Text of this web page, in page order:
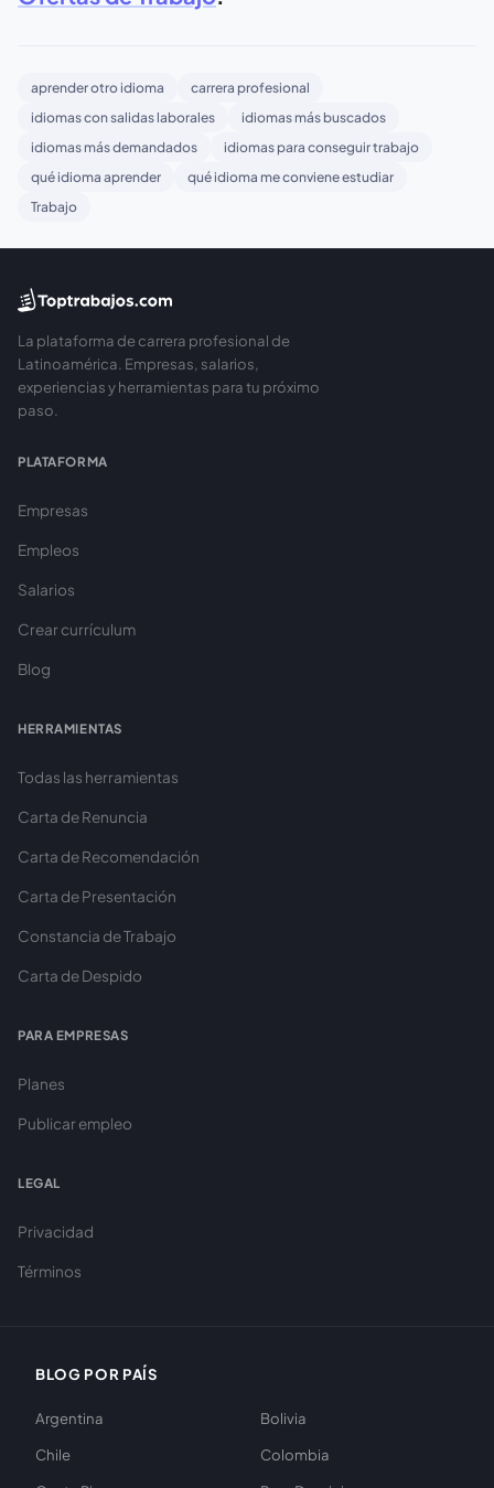
aprender otro idioma
carrera profesional
idiomas con salidas laborales
idiomas más buscados
idiomas más demandados
idiomas para conseguir trabajo
qué idioma aprender
qué idioma me conviene estudiar
Trabajo
La plataforma de carrera profesional de
Latinoamérica. Empresas, salarios,
experiencias y herramientas para tu próximo
paso.
PLATAFORMA
Empresas
Empleos
Salarios
Crear currículum
Blog
HERRAMIENTAS
Todas las herramientas
Carta de Renuncia
Carta de Recomendación
Carta de Presentación
Constancia de Trabajo
Carta de Despido
PARA EMPRESAS
Planes
Publicar empleo
LEGAL
Privacidad
Términos
BLOG POR PAÍS
Argentina
Bolivia
Chile
Colombia